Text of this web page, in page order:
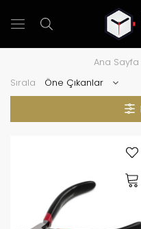
Ana Sayfa
Sırala